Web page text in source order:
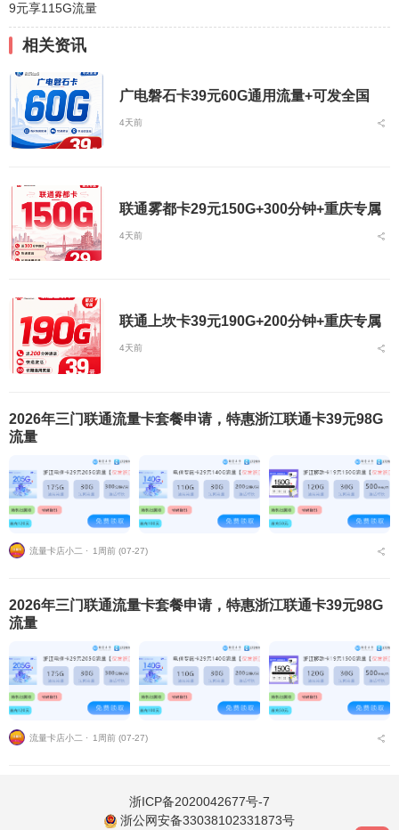
9元享115G流量
相关资讯
广电磐石卡39元60G通用流量+可发全国
4天前
联通雾都卡29元150G+300分钟+重庆专属
4天前
联通上坎卡39元190G+200分钟+重庆专属
4天前
2026年三门联通流量卡套餐申请，特惠浙江联通卡39元98G
流量
流量卡店小二 ⋅ 1周前 (07-27)
2026年三门联通流量卡套餐申请，特惠浙江联通卡39元98G
流量
流量卡店小二 ⋅ 1周前 (07-27)
浙ICP备2020042677号-7
浙公网安备33038102331873号